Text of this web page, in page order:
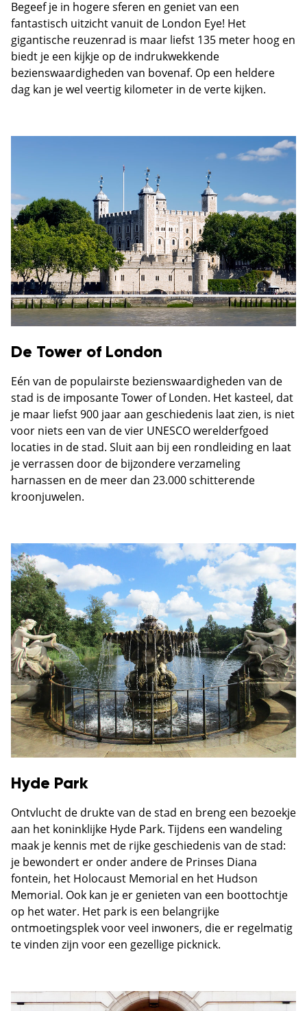
Begeef je in hogere sferen en geniet van een
fantastisch uitzicht vanuit de London Eye! Het
gigantische reuzenrad is maar liefst 135 meter hoog en
biedt je een kijkje op de indrukwekkende
bezienswaardigheden van bovenaf. Op een heldere
dag kan je wel veertig kilometer in de verte kijken.
De Tower of London
Eén van de populairste bezienswaardigheden van de
stad is de imposante Tower of Londen. Het kasteel, dat
je maar liefst 900 jaar aan geschiedenis laat zien, is niet
voor niets een van de vier UNESCO werelderfgoed
locaties in de stad. Sluit aan bij een rondleiding en laat
je verrassen door de bijzondere verzameling
harnassen en de meer dan 23.000 schitterende
kroonjuwelen.
Hyde Park
Ontvlucht de drukte van de stad en breng een bezoekje
aan het koninklijke Hyde Park. Tijdens een wandeling
maak je kennis met de rijke geschiedenis van de stad:
je bewondert er onder andere de Prinses Diana
fontein, het Holocaust Memorial en het Hudson
Memorial. Ook kan je er genieten van een boottochtje
op het water. Het park is een belangrijke
ontmoetingsplek voor veel inwoners, die er regelmatig
te vinden zijn voor een gezellige picknick.